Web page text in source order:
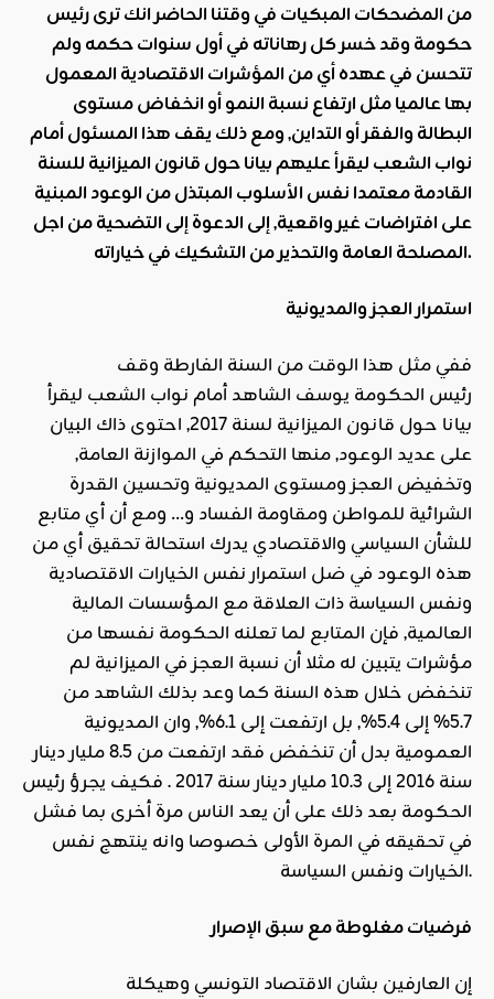
من المضحكات المبكيات في وقتنا الحاضر انك ترى رئيس
حكومة وقد خسر كل رهاناته في أول سنوات حكمه ولم
تتحسن في عهده أي من المؤشرات الاقتصادية المعمول
بها عالميا مثل ارتفاع نسبة النمو أو انخفاض مستوى
البطالة والفقر أو التداين, ومع ذلك يقف هذا المسئول أمام
نواب الشعب ليقرأ عليهم بيانا حول قانون الميزانية للسنة
القادمة معتمدا نفس الأسلوب المبتذل من الوعود المبنية
على افتراضات غير واقعية, إلى الدعوة إلى التضحية من اجل
المصلحة العامة والتحذير من التشكيك في خياراته.
استمرار العجز والمديونية
رئيس الحكومة يوسف الشاهد أمام نواب الشعب ليقرأ
بيانا حول قانون الميزانية لسنة 2017, احتوى ذاك البيان
على عديد الوعود, منها التحكم في الموازنة العامة,
وتخفيض العجز ومستوى المديونية وتحسين القدرة
الشرائية للمواطن ومقاومة الفساد و… ومع أن أي متابع
للشأن السياسي والاقتصادي يدرك استحالة تحقيق أي من
هذه الوعود في ضل استمرار نفس الخيارات الاقتصادية
ونفس السياسة ذات العلاقة مع المؤسسات المالية
العالمية, فإن المتابع لما تعلنه الحكومة نفسها من
مؤشرات يتبين له مثلا أن نسبة العجز في الميزانية لم
تنخفض خلال هذه السنة كما وعد بذلك الشاهد من
5.7% إلى 5.4%, بل ارتفعت إلى 6.1%, وان المديونية
العمومية بدل أن تنخفض فقد ارتفعت من 8.5 مليار دينار
سنة 2016 إلى 10.3 مليار دينار سنة 2017 . فكيف يجرؤ رئيس
الحكومة بعد ذلك على أن يعد الناس مرة أخرى بما فشل
في تحقيقه في المرة الأولى خصوصا وانه ينتهج نفس
الخيارات ونفس السياسة.
فرضيات مغلوطة مع سبق الإصرار